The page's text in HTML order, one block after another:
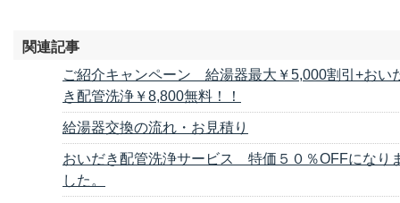
関連記事
ご紹介キャンペーン 給湯器最大￥5,000割引+おい
き配管洗浄￥8,800無料！！
給湯器交換の流れ・お見積り
おいだき配管洗浄サービス 特価５０％OFFになり
した。